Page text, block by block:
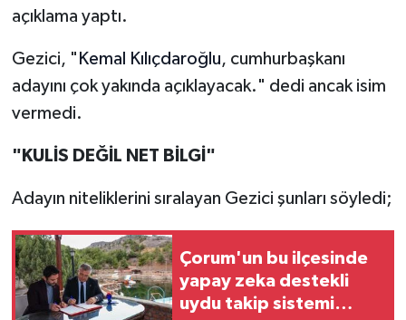
açıklama yaptı.
Gezici, " Kemal Kılıçdaroğlu, cumhurbaşkanı
adayını çok yakında açıklayacak." dedi ancak isim
vermedi.
"KULİS DEĞİL NET BİLGİ"
Adayın niteliklerini sıralayan Gezici şunları söyledi;
Çorum'un bu ilçesinde
yapay zeka destekli
uydu takip sistemi